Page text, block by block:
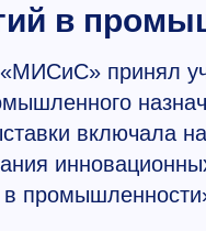
в
принял
включала
в